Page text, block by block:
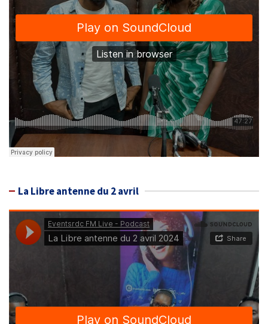
La Libre antenne du 2 avril